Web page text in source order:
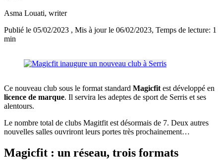
Asma Louati, writer
Publié le 05/02/2023 , Mis à jour le 06/02/2023, Temps de lecture: 1
min
Ce nouveau club sous le format standard Magicfitest développé en
licence de marque. Il servira les adeptes de sport de Serris et ses
alentours.
Le nombre total de clubs Magitfit est désormais de 7. Deux autres
nouvelles salles ouvriront leurs portes très prochainement…
Magicfit : un réseau, trois formats